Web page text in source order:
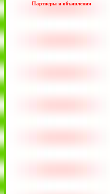
Партнеры и объявления